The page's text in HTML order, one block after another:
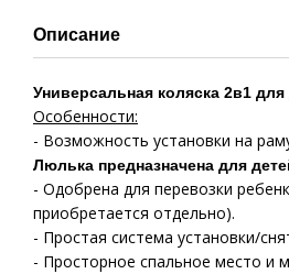
Описание
Универсальная коляска 2в1
Особенности:
- Возможность установки на
Люлька предназначена для
- Одобрена для перевозки
приобретается отдельно).
- Простая система установки/
- Просторное спальное место и